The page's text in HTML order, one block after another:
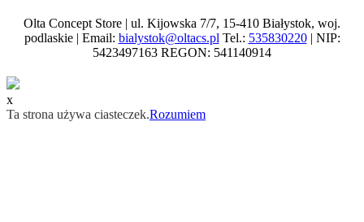
Olta Concept Store | ul. Kijowska 7/7, 15-410 Białystok, woj.
podlaskie | Email: bialystok@oltacs.pl Tel.: 535830220| NIP:
5423497163 REGON: 541140914
x
Ta strona używa ciasteczek.Rozumiem